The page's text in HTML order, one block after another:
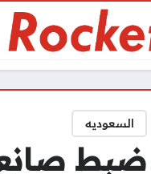
السعوديه
ضبط صانع